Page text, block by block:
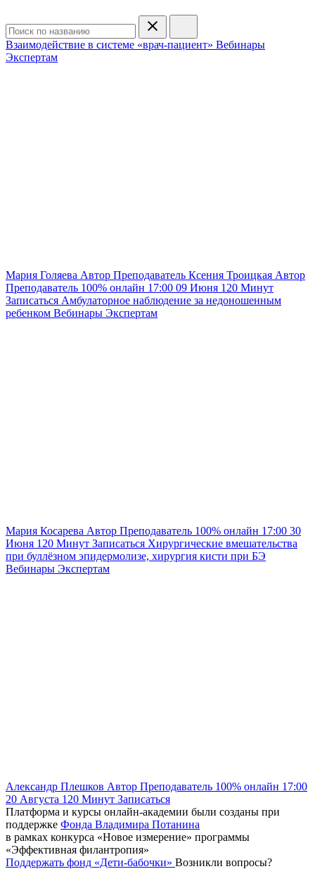
Взаимодействие в системе «врач-пациент» Вебинары
Экспертам
Мария Голяева Автор Преподаватель Ксения Троицкая Автор
Преподаватель 100% онлайн 17:00 09 Июня 120 Минут
Записаться Амбулаторное наблюдение за недоношенным
ребенком Вебинары Экспертам
Мария Косарева Автор Преподаватель 100% онлайн 17:00 30
Июня 120 Минут Записаться Хирургические вмешательства
при буллёзном эпидермолизе, хирургия кисти при БЭ
Вебинары Экспертам
Александр Плешков Автор Преподаватель 100% онлайн 17:00
20 Августа 120 Минут Записаться
Платформа и курсы онлайн-академии были созданы при
поддержке Фонда Владимира Потанина
в рамках конкурса «Новое измерение» программы
«Эффективная филантропия»
Поддержать фонд «Дети-бабочки» Возникли вопросы?